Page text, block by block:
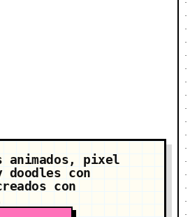
animados, pixel
doodles con
con